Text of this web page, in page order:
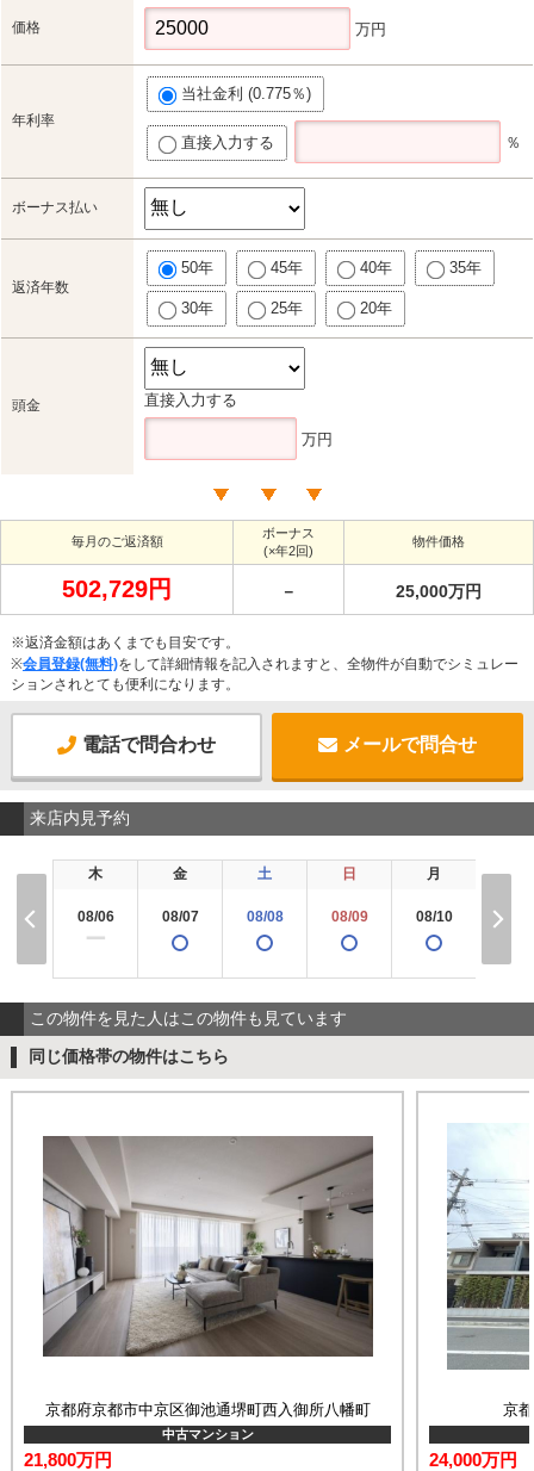
価格 万円
年利率
当社金利 (0.775％)
直接入力する ％
ボーナス払い
返済年数
50年 45年 40年 35年
30年 25年 20年
頭金 直接入力する
万円
毎月のご返済額
ボーナス
(×年2回)
物件価格
502,729円 － 25,000万円
※返済金額はあくまでも目安です。
※会員登録(無料)をして詳細情報を記入されますと、全物件が自動でシミュレー
ションされとても便利になります。
電話で問合わせ メールで問合せ
来店内見予約
木
08/06
ー
金
08/07
土
08/08
日
08/09
月
08/10 08/
この物件を見た人はこの物件も見ています
同じ価格帯の物件はこちら
京都府京都市中京区御池通堺町西入御所八幡町
中古マンション
21,800万円
京
24,000万円